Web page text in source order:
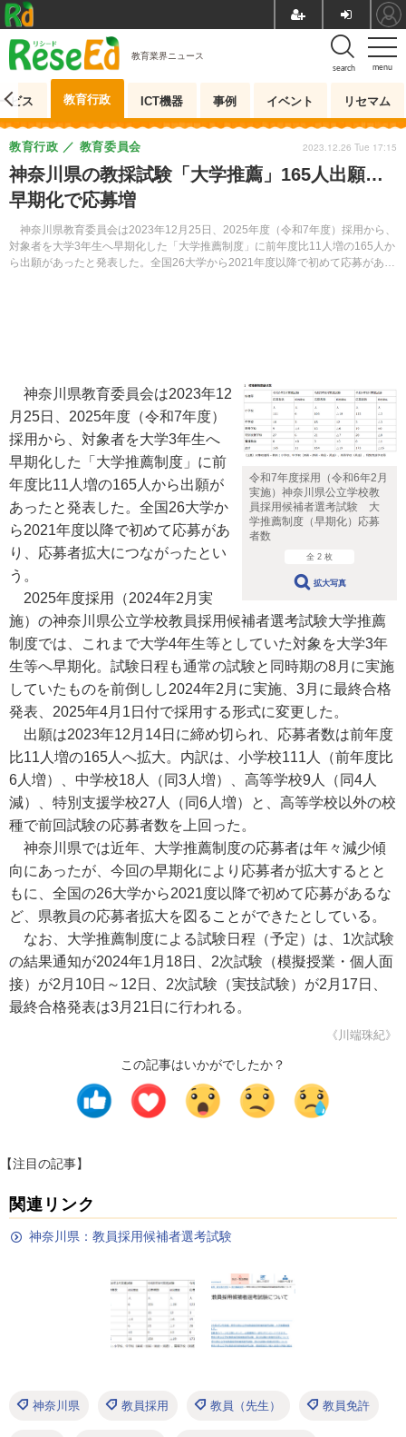
menu
search
教育業界ニュース
ビス 教育行政 ICT機器 事例 イベント リセマム
神奈川県の教採試験「大学推薦」165人出願…
早期化で応募増
神奈川県教育委員会は2023年12月25日、2025年度（令和7年度）採用から、
対象者を大学3年生へ早期化した「大学推薦制度」に前年度比11人増の165人か
ら出願があったと発表した。全国26大学から2021年度以降で初めて応募があ
教育行政 教育委員会 2023.12.26 Tue 17:15
令和7年度採用（令和6年2月
実施）神奈川県公立学校教
員採用候補者選考試験 大
学推薦制度（早期化）応募
者数
全 2 枚
拡大写真
神奈川県教育委員会は2023年12
月25日、2025年度（令和7年度）
採用から、対象者を大学3年生へ
早期化した「大学推薦制度」に前
年度比11人増の165人から出願が
あったと発表した。全国26大学か
ら2021年度以降で初めて応募があ
り、応募者拡大につながったとい
う。
2025年度採用（2024年2月実
施）の神奈川県公立学校教員採用候補者選考試験大学推薦
制度では、これまで大学4年生等としていた対象を大学3年
生等へ早期化。試験日程も通常の試験と同時期の8月に実施
していたものを前倒しし2024年2月に実施、3月に最終合格
発表、2025年4月1日付で採用する形式に変更した。
出願は2023年12月14日に締め切られ、応募者数は前年度
比11人増の165人へ拡大。内訳は、小学校111人（前年度比
6人増）、中学校18人（同3人増）、高等学校9人（同4人
減）、特別支援学校27人（同6人増）と、高等学校以外の校
種で前回試験の応募者数を上回った。
神奈川県では近年、大学推薦制度の応募者は年々減少傾
向にあったが、今回の早期化により応募者が拡大するとと
もに、全国の26大学から2021度以降で初めて応募があるな
ど、県教員の応募者拡大を図ることができたとしている。
なお、大学推薦制度による試験日程（予定）は、1次試験
の結果通知が2024年1月18日、2次試験（模擬授業・個人面
接）が2月10日～12日、2次試験（実技試験）が2月17日、
最終合格発表は3月21日に行われる。
《川端珠紀》
この記事はいかがでしたか？
【注目の記事】
関連リンク
神奈川県：教員採用候補者選考試験
神奈川県 教員採用 教員（先生） 教員免許